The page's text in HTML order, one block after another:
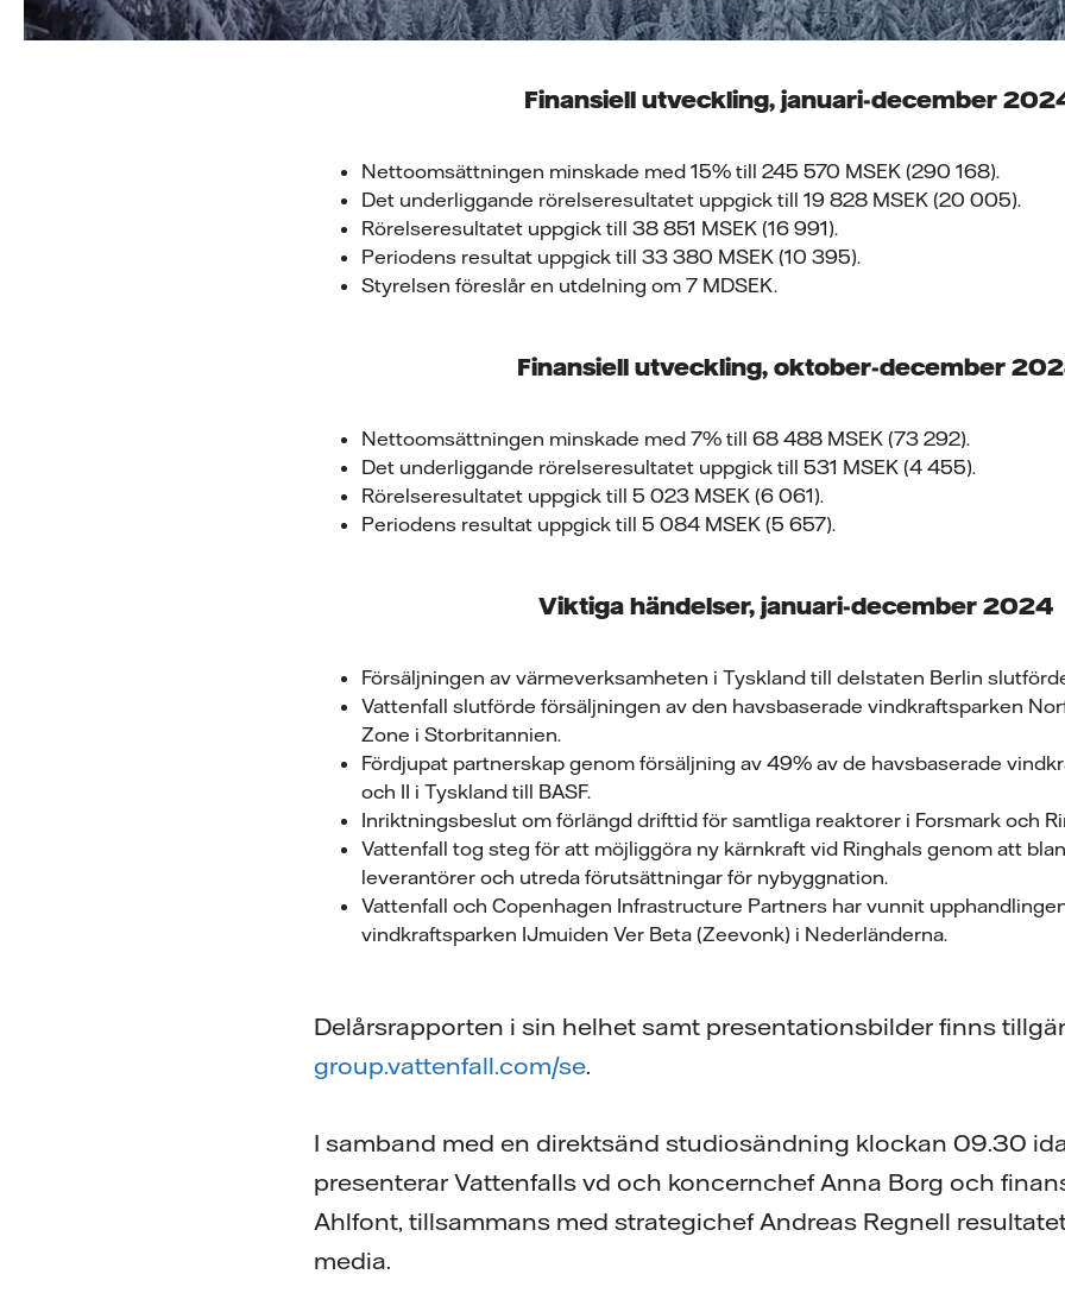
Finansiell utveckling, januari-december
Nettoomsättningen minskade med 15% till 245 570 MSEK (290 168).
Det underliggande rörelseresultatet uppgick till 19 828 MSEK (20 005).
Rörelseresultatet uppgick till 38 851 MSEK (16 991).
Periodens resultat uppgick till 33 380 MSEK (10 395).
Styrelsen föreslår en utdelning om 7 MDSEK.
Finansiell utveckling, oktober-december
Nettoomsättningen minskade med 7% till 68 488 MSEK (73 292).
Det underliggande rörelseresultatet uppgick till 531 MSEK (4 455).
Rörelseresultatet uppgick till 5 023 MSEK (6 061).
Periodens resultat uppgick till 5 084 MSEK (5 657).
Viktiga händelser, januari-december 2024
Försäljningen av värmeverksamheten i Tyskland till delstaten Berlin
Vattenfall slutförde försäljningen av den havsbaserade vindkraftsparken
Zone i Storbritannien.
Fördjupat partnerskap genom försäljning av 49% av de havsbaserade
och II i Tyskland till BASF.
Inriktningsbeslut om förlängd drifttid för samtliga reaktorer i Forsmark och
Vattenfall tog steg för att möjliggöra ny kärnkraft vid Ringhals genom att
leverantörer och utreda förutsättningar för nybyggnation.
Vattenfall och Copenhagen Infrastructure Partners har vunnit
vindkraftsparken IJmuiden Ver Beta (Zeevonk) i Nederländerna.
Delårsrapporten i sin helhet samt presentationsbilder finns
group.vattenfall.com/se.
I samband med en direktsänd studiosändning klockan 09.30
presenterar Vattenfalls vd och koncernchef Anna Borg och
Ahlfont, tillsammans med strategichef Andreas Regnell
media.